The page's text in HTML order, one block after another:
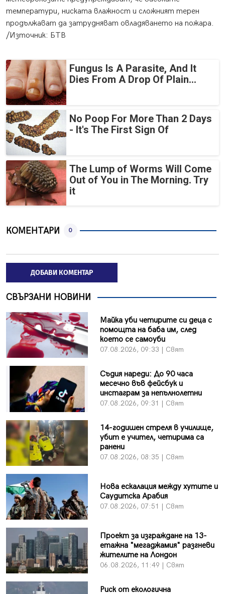
температури, ниската влажност и сложният терен
продължават да затрудняват овладяването на пожара.
/Източник: БТВ
Fungus Is A Parasite, And It
Dies From A Drop Of Plain...
No Poop For More Than 2 Days
- It's The First Sign Of
The Lump of Worms Will Come
Out of You in The Morning. Try
it
КОМЕНТАРИ 0
ДОБАВИ КОМЕНТАР
СВЪРЗАНИ НОВИНИ
Майка уби четирите си деца с
помощта на баба им, след
което се самоуби
07.08.2026, 09:33 | Свят
Съдия нареди: До 90 часа
месечно във фейсбук и
инстаграм за непълнолетни
07.08.2026, 09:31 | Свят
14-годишен стреля в училище,
убит е учител, четирима са
ранени
07.08.2026, 08:35 | Свят
Нова ескалация между хутите и
Саудитска Арабия
07.08.2026, 07:51 | Свят
Проект за изграждане на 13-
етажна "мегаджамия" разгневи
жителите на Лондон
06.08.2026, 11:49 | Свят
Риск от екологична